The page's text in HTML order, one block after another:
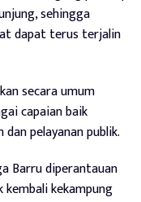
sehingga
dapat terus terjalin
secara umum
capaian baik
pelayanan publik.
Barru diperantauan
kekampung